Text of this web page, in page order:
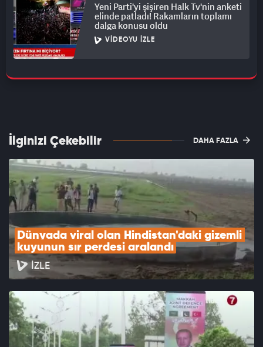
Yeni Parti'yi şişiren Halk Tv'nin anketi
elinde patladı! Rakamların toplamı
dalga konusu oldu
VIDEOYU İZLE
İlginizi Çekebilir DAHA FAZLA
Dünyada viral olan Hindistan'daki gizemli
kuyunun sır perdesi aralandı
İZLE